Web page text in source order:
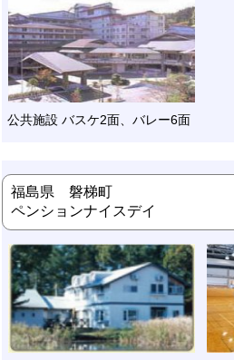
公共施設 バスケ2面、バレー6面
福島県 磐梯町
ペンションナイスデイ